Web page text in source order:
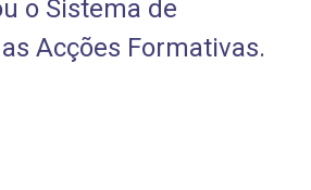
o Sistema de
Acções Formativas.